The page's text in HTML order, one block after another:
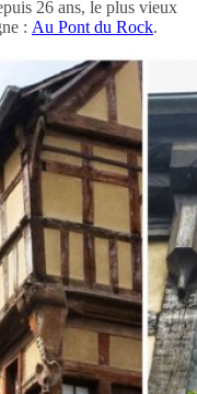
26 ans, le plus vieux
: Au Pont du Rock.